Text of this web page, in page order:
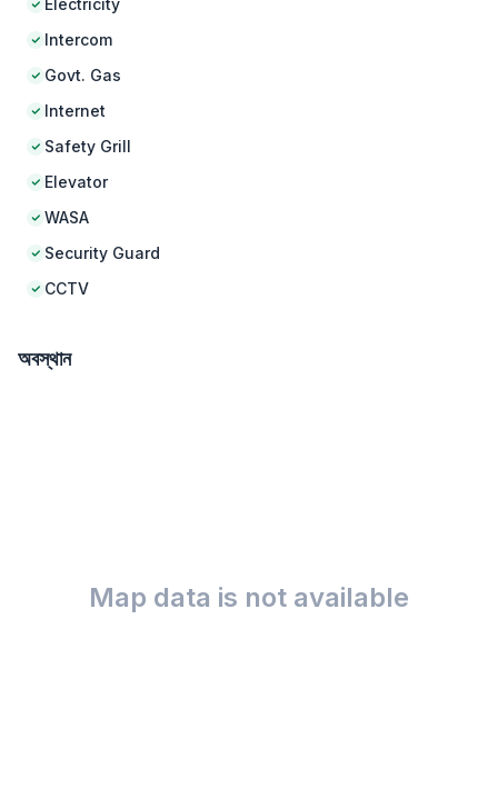
Electricity
Intercom
Govt. Gas
Internet
Safety Grill
Elevator
WASA
Security Guard
CCTV
অবস্থান
Map data is not available